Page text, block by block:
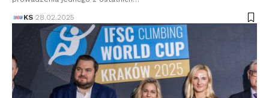
KS 28.02.2025